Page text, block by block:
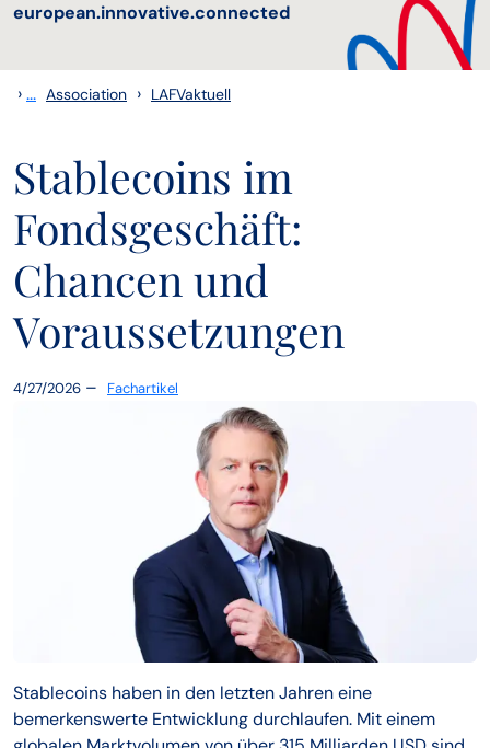
european.innovative.connected
›... Association › LAFVaktuell
Stablecoins im
Fondsgeschäft:
Chancen und
Voraussetzungen
4/27/2026 – Fachartikel
Stablecoins haben in den letzten Jahren eine
bemerkenswerte Entwicklung durchlaufen. Mit einem